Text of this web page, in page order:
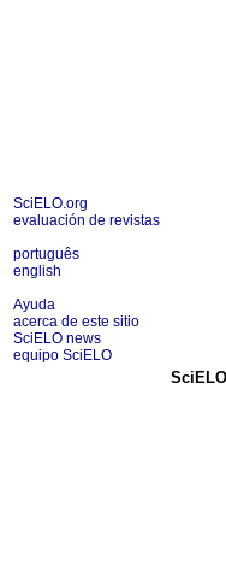
SciELO.org
evaluación de revistas
português
english
Ayuda
acerca de este sitio
SciELO news
equipo SciELO